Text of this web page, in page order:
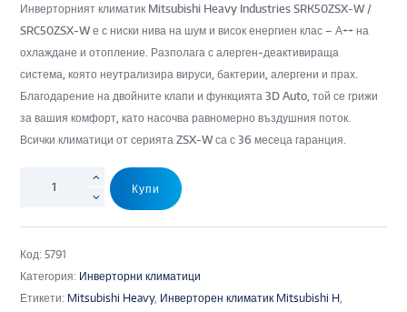
Инверторният климатик Mitsubishi Heavy Industries SRK50ZSX-W /
SRC50ZSX-W е с ниски нива на шум и висок енергиен клас – А++ на
охлаждане и отопление. Разполага с алерген-деактивираща
система, която неутрализира вируси, бактерии, алергени и прах.
Благодарение на двойните клапи и функцията 3D Auto, той се грижи
за вашия комфорт, като насочва равномерно въздушния поток.
Всички климатици от серията ZSX-W са с 36 месеца гаранция.
Купи
Код:5791
Категория: Инверторни климатици
Етикети: Mitsubishi Heavy, Инверторен климатик Mitsubishi H,